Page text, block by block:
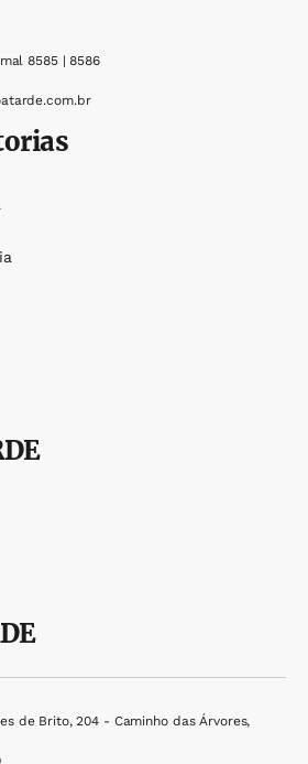
8585 | 8586
de Brito, 204 - Caminho das Árvores,